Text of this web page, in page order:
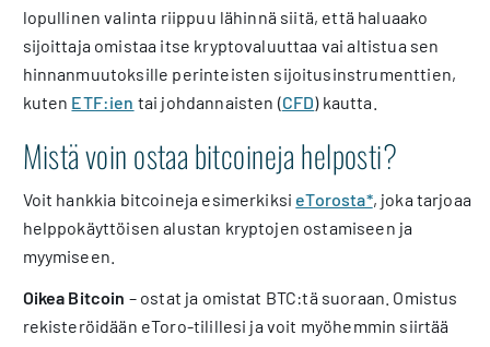
lopullinen valinta riippuu lähinnä siitä, että haluaako
sijoittaja omistaa itse kryptovaluuttaa vai altistua sen
hinnanmuutoksille perinteisten sijoitusinstrumenttien,
kuten ETF:ien tai johdannaisten (CFD) kautta.
Mistä voin ostaa bitcoineja helposti?
Voit hankkia bitcoineja esimerkiksi eTorosta*, joka tarjoaa
helppokäyttöisen alustan kryptojen ostamiseen ja
myymiseen.
Oikea Bitcoin – ostat ja omistat BTC:tä suoraan. Omistus
rekisteröidään eToro-tilillesi ja voit myöhemmin siirtää